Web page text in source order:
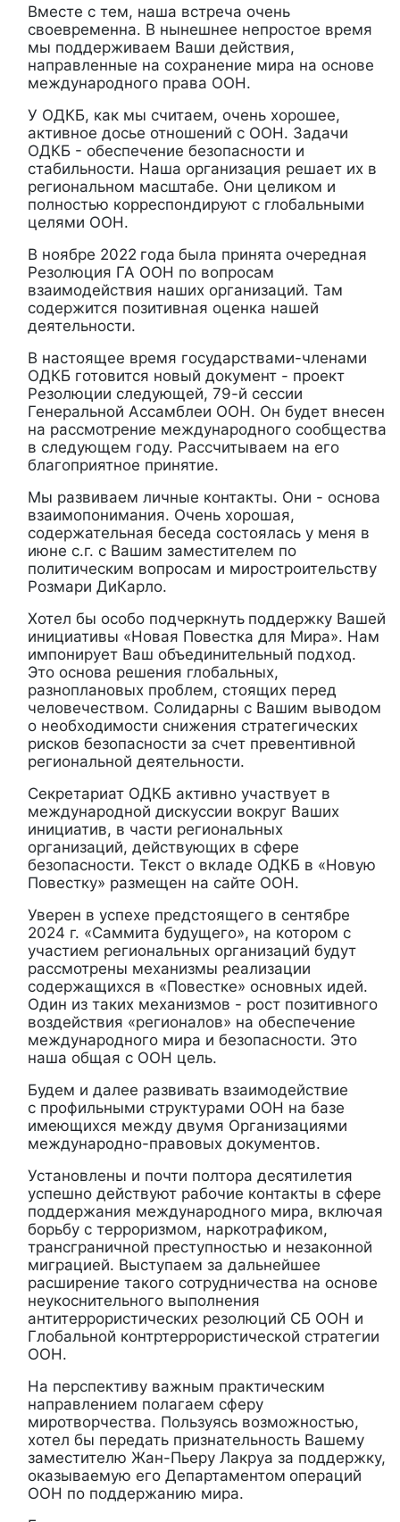
Вместе с тем, наша встреча очень
своевременна. В нынешнее непростое время
мы поддерживаем Ваши действия,
направленные на сохранение мира на основе
международного права ООН.
У ОДКБ, как мы считаем, очень хорошее,
активное досье отношений с ООН. Задачи
ОДКБ - обеспечение безопасности и
стабильности. Наша организация решает их в
региональном масштабе. Они целиком и
полностью корреспондируют с глобальными
целями ООН.
В ноябре 2022 года была принята очередная
Резолюция ГА ООН по вопросам
взаимодействия наших организаций. Там
содержится позитивная оценка нашей
деятельности.
В настоящее время государствами-членами
ОДКБ готовится новый документ - проект
Резолюции следующей, 79-й сессии
Генеральной Ассамблеи ООН. Он будет внесен
на рассмотрение международного сообщества
в следующем году. Рассчитываем на его
благоприятное принятие.
Мы развиваем личные контакты. Они - основа
взаимопонимания. Очень хорошая,
содержательная беседа состоялась у меня в
июне с.г. с Вашим заместителем по
политическим вопросам и миростроительству
Розмари ДиКарло.
Хотел бы особо подчеркнуть поддержку Вашей
инициативы «Новая Повестка для Мира». Нам
импонирует Ваш объединительный подход.
Это основа решения глобальных,
разноплановых проблем, стоящих перед
человечеством. Солидарны с Вашим выводом
о необходимости снижения стратегических
рисков безопасности за счет превентивной
региональной деятельности.
Секретариат ОДКБ активно участвует в
международной дискуссии вокруг Ваших
инициатив, в части региональных
организаций, действующих в сфере
безопасности. Текст о вкладе ОДКБ в «Новую
Повестку» размещен на сайте ООН.
Уверен в успехе предстоящего в сентябре
2024 г. «Саммита будущего», на котором с
участием региональных организаций будут
рассмотрены механизмы реализации
содержащихся в «Повестке» основных идей.
Один из таких механизмов - рост позитивного
воздействия «регионалов» на обеспечение
международного мира и безопасности. Это
наша общая с ООН цель.
Будем и далее развивать взаимодействие
с профильными структурами ООН на базе
имеющихся между двумя Организациями
международно-правовых документов.
Установлены и почти полтора десятилетия
успешно действуют рабочие контакты в сфере
поддержания международного мира, включая
борьбу с терроризмом, наркотрафиком,
трансграничной преступностью и незаконной
миграцией. Выступаем за дальнейшее
расширение такого сотрудничества на основе
неукоснительного выполнения
антитеррористических резолюций СБ ООН и
Глобальной контртеррористической стратегии
ООН.
На перспективу важным практическим
направлением полагаем сферу
миротворчества. Пользуясь возможностью,
хотел бы передать признательность Вашему
заместителю Жан-Пьеру Лакруа за поддержку,
оказываемую его Департаментом операций
ООН по поддержанию мира.